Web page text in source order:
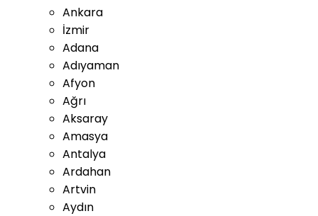
Ankara
İzmir
Adana
Adıyaman
Afyon
Ağrı
Aksaray
Amasya
Antalya
Ardahan
Artvin
Aydın